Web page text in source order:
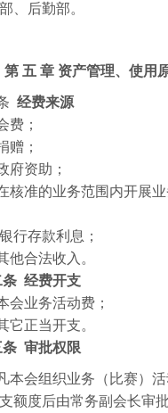
、后勤部。
第 五 章 资产管理、使用
经费来源
；
；
资助；
的业务范围内开展业
存款利息；
合法收入。
条 经费开支
业务活动费；
正当开支。
条 审批权限
组织业务（比赛）活
额度后由常务副会长审